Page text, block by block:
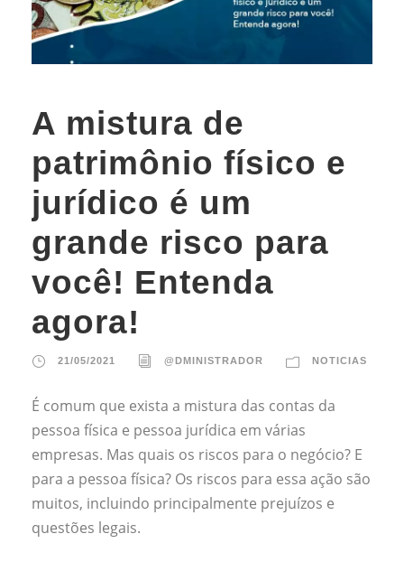
A mistura de
patrimônio físico e
jurídico é um
grande risco para
você! Entenda
agora!
21/05/2021 @DMINISTRADOR NOTICIAS
É comum que exista a mistura das contas da
pessoa física e pessoa jurídica em várias
empresas. Mas quais os riscos para o negócio? E
para a pessoa física? Os riscos para essa ação são
muitos, incluindo principalmente prejuízos e
questões legais.